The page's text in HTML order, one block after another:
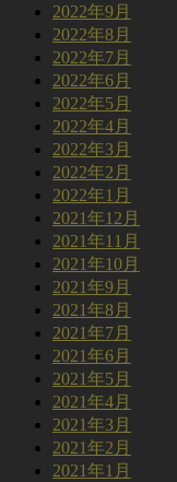
2022年9月
2022年8月
2022年7月
2022年6月
2022年5月
2022年4月
2022年3月
2022年2月
2022年1月
2021年12月
2021年11月
2021年10月
2021年9月
2021年8月
2021年7月
2021年6月
2021年5月
2021年4月
2021年3月
2021年2月
2021年1月